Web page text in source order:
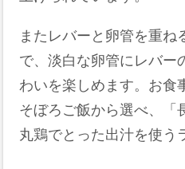
またレバーと卵管を重ね
で、淡白な卵管にレバー
わいを楽しめます。お食
そぼろご飯から選べ、「
丸鶏でとった出汁を使う